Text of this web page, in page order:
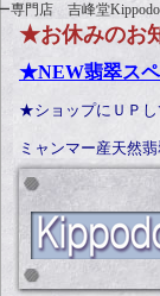
専門店 吉峰堂
★お休みのお
★NEW翡翠ス
★ショップにＵＰし
ミャンマー産天然